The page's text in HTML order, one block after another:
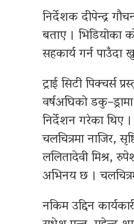
निर्देशक दीपेन्द्र
बताए । भिडियोका
सहकार्य गर्न
ट्राई सिटी पिक्चर्स
वर्षअघिको
निर्देशन गरेका थिए
चलचित्रमा नाजिर,
ललितादेवी मिश्र,
अभिनय छ ।
नकिम उद्दिन